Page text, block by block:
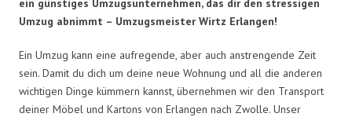
ein günstiges Umzugsunternehmen, das dir den stressigen
Umzug abnimmt – Umzugsmeister Wirtz Erlangen!
Ein Umzug kann eine aufregende, aber auch anstrengende Zeit
sein. Damit du dich um deine neue Wohnung und all die anderen
wichtigen Dinge kümmern kannst, übernehmen wir den Transport
deiner Möbel und Kartons von Erlangen nach Zwolle. Unser